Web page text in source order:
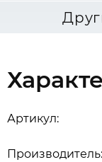
Артикул:
Производитель: